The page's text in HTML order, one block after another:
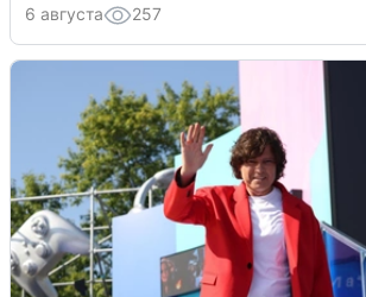
6 августа 257